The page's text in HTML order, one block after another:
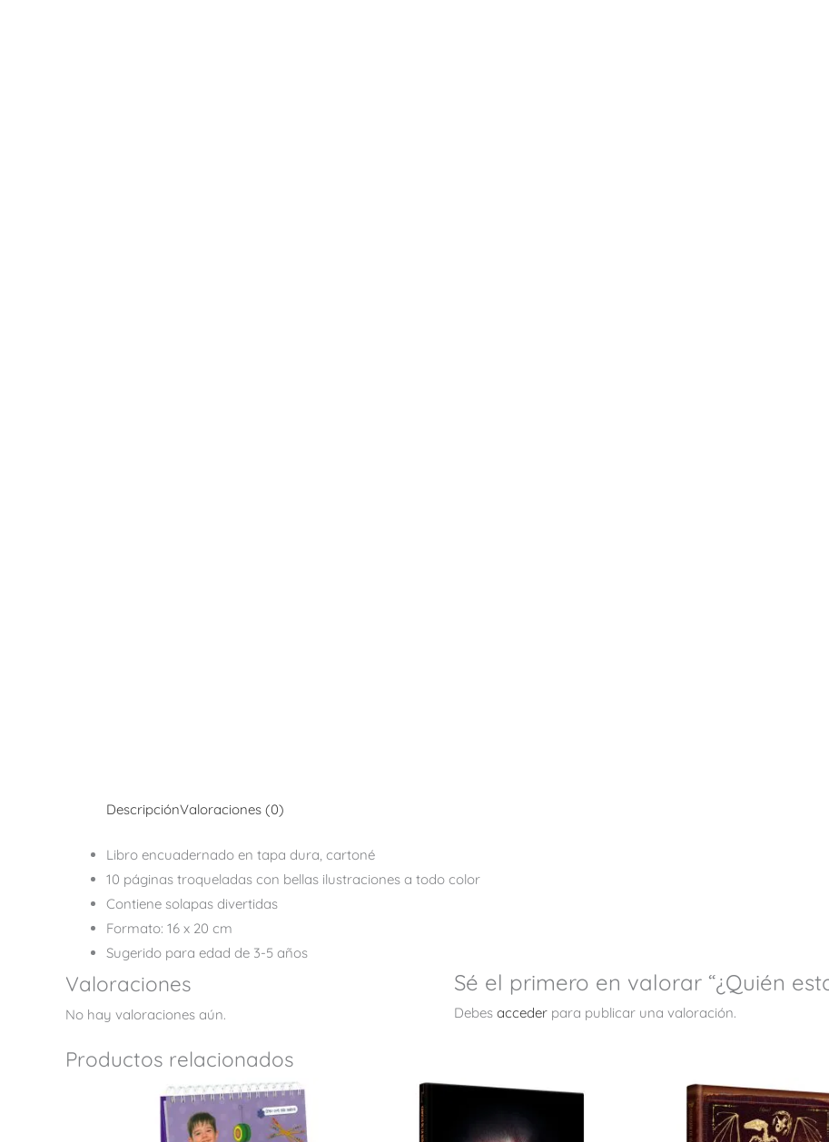
DescripciónValoraciones (0)
Libro encuadernado en tapa dura, cartoné
10 páginas troqueladas con bellas ilustraciones a todo color
Contiene solapas divertidas
Formato: 16 x 20 cm
Sugerido para edad de 3-5 años
Valoraciones
No hay valoraciones aún.
Sé el primero en valorar “¿Quién
Debes acceder para publicar una valoración.
Productos relacionados